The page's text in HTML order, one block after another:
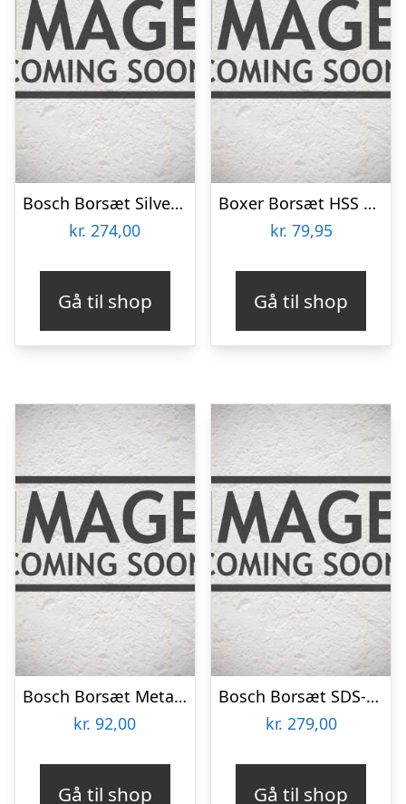
Bosch Borsæt Silver Perc 4-12mm 7stk Robustlin – 2607010545
kr. 274,00
Gå til shop
Boxer Borsæt HSS 19 dele i stålboks
kr. 79,95
Gå til shop
Bosch Borsæt Metal HSS-R/mur-/træbor 9stk – 2609255483
kr. 92,00
Gå til shop
Bosch Borsæt SDS-plus Ø5-12mm 7stk – 2609255544
kr. 279,00
Gå til shop